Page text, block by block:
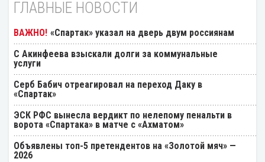
ГЛАВНЫЕ НОВОСТИ
«Спартак» указал на дверь двум россиянам
С Акинфеева взыскали долги за коммунальные
услуги
Серб Бабич отреагировал на переход Даку в
«Спартак»
ЭСК РФС вынесла вердикт по нелепому пенальти в
ворота «Спартака» в матче с «Ахматом»
Объявлены топ-5 претендентов на «Золотой мяч» —
2026